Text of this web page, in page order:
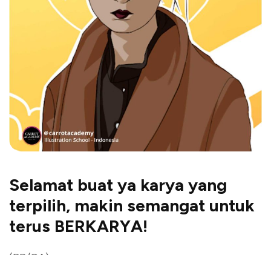
Selamat buat ya karya yang
terpilih, makin semangat untuk
terus BERKARYA!